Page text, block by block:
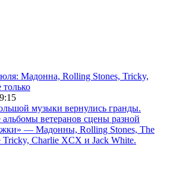
Мадонна, Rolling Stones, Tricky,
музыки вернулись гранды.
ветеранов сцены разной
— Мадонны, Rolling Stones, The
Tricky, Charlie XCX и Jack White.